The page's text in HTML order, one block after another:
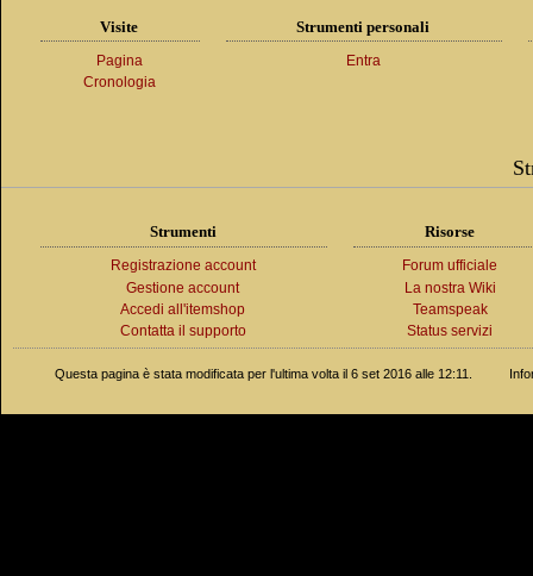
Visite
Pagina
Cronologia
Strumenti personali
Entra
Strumenti
Registrazione account
Gestione account
Accedi all'itemshop
Contatta il supporto
Risorse
Forum ufficiale
La nostra Wiki
Teamspeak
Status servizi
Questa pagina è stata modificata per l'ultima volta il 6 set 2016 alle 12:11.